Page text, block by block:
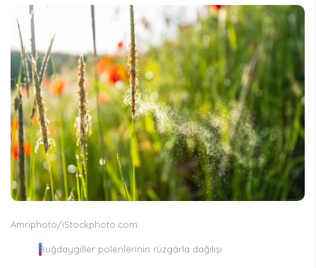
Amriphoto/iStockphoto.com
Buğdaygiller polenlerinin rüzgârla dağılışı